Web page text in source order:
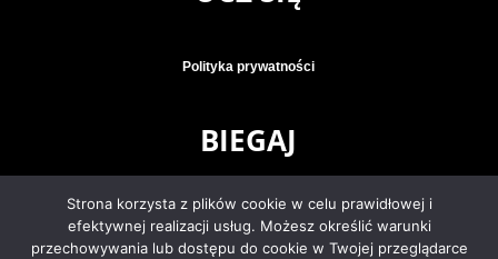
Polityka prywatności
BIEGAJ
Klauzula informacyjna
Strona korzysta z plików cookie w celu prawidłowej i
efektywnej realizacji usług. Możesz określić warunki
przechowywania lub dostępu do cookie w Twojej przeglądarce